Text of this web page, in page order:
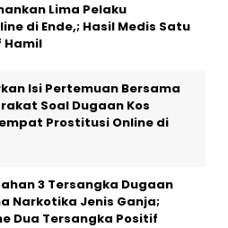
Lima Pelaku
di Ende,; Hasil Medis Satu
Hamil
Isi Pertemuan Bersama
Soal Dugaan Kos
Prostitusi Online di
3 Tersangka Dugaan
Narkotika Jenis Ganja;
Dua Tersangka Positif